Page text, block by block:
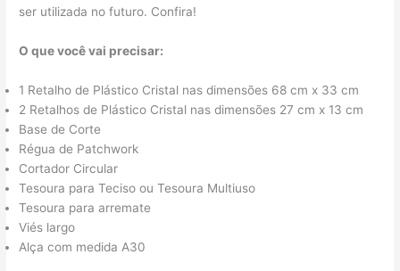
ser utilizada no futuro. Confira!
O que você vai precisar:
1 Retalho de Plástico Cristal nas dimensões 68 cm x 33 cm
2 Retalhos de Plástico Cristal nas dimensões 27 cm x 13 cm
Base de Corte
Régua de Patchwork
Cortador Circular
Tesoura para Teciso ou Tesoura Multiuso
Tesoura para arremate
Viés largo
Alça com medida A30